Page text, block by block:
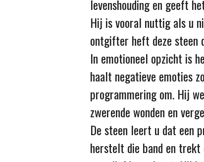
levenshouding en geeft
Hij is vooral nuttig als u
ontgifter heft deze steen
In emotioneel opzicht is
haalt negatieve emoties
programmering om. Hij
zwerende wonden en
De steen leert u dat een
herstelt die band en trekt